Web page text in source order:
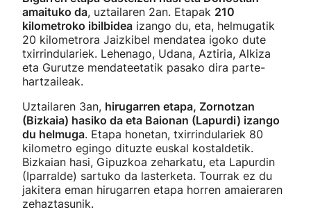
amaituko da, uztailaren 2an. Etapak 210
kilometroko ibilbidea izango du, eta, helmugatik
20 kilometrora Jaizkibel mendatea igoko dute
txirrindulariek. Lehenago, Udana, Aztiria, Alkiza
eta Gurutze mendateetatik pasako dira parte-
hartzaileak.
Uztailaren 3an, hirugarren etapa, Zornotzan
(Bizkaia) hasiko da eta Baionan (Lapurdi) izango
du helmuga. Etapa honetan, txirrindulariek 80
kilometro egingo dituzte euskal kostaldetik.
Bizkaian hasi, Gipuzkoa zeharkatu, eta Lapurdin
(Iparralde) sartuko da lasterketa. Tourrak ez du
jakitera eman hirugarren etapa horren amaieraren
zehaztasunik.